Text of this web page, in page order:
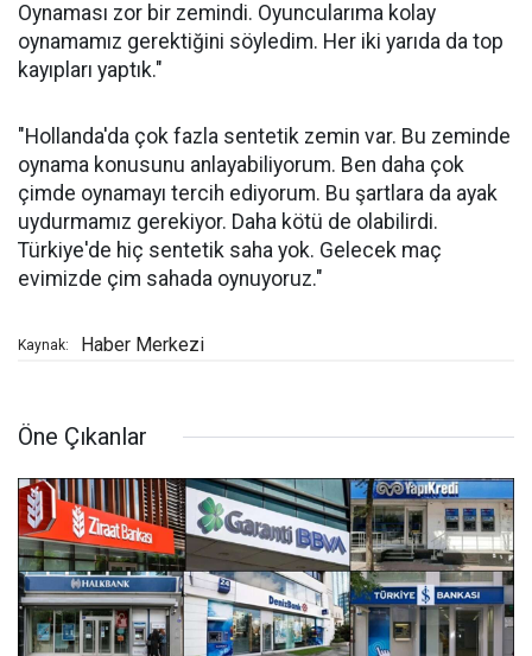
Oynaması zor bir zemindi. Oyuncularıma kolay
oynamamız gerektiğini söyledim. Her iki yarıda da top
kayıpları yaptık."
"Hollanda'da çok fazla sentetik zemin var. Bu zeminde
oynama konusunu anlayabiliyorum. Ben daha çok
çimde oynamayı tercih ediyorum. Bu şartlara da ayak
uydurmamız gerekiyor. Daha kötü de olabilirdi.
Türkiye'de hiç sentetik saha yok. Gelecek maç
evimizde çim sahada oynuyoruz."
Kaynak: Haber Merkezi
Öne Çıkanlar